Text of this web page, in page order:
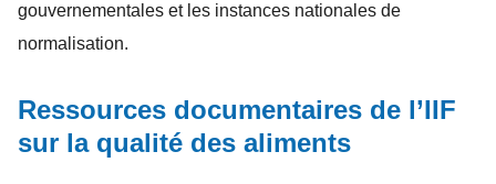
gouvernementales et les instances nationales de
normalisation.
Ressources documentaires de l’IIF
sur la qualité des aliments